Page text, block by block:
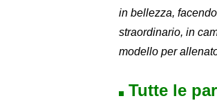
in bellezza,
straordinario, in
modello per
Tutte le